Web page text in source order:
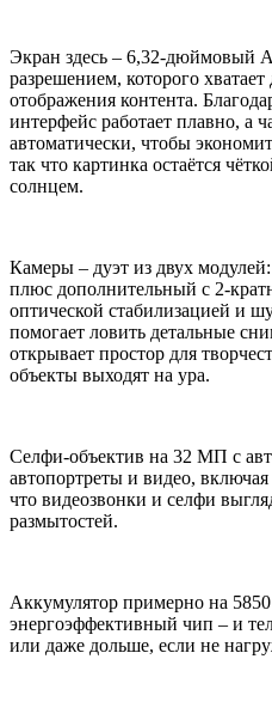
Экран здесь – 6,32-дюймовый
разрешением, которого хватает
отображения контента.
интерфейс работает плавно, а
автоматически, чтобы
так что картинка остаётся
солнцем.
Камеры – дуэт из двух
плюс дополнительный с 2-
оптической стабилизацией и
помогает ловить детальные
открывает простор для
объекты выходят на ура.
Селфи-объектив на 32 МП с
автопортреты и видео,
что видеозвонки и селфи
размытостей.
Аккумулятор примерно на
энергоэффективный чип – и
или даже дольше, если не